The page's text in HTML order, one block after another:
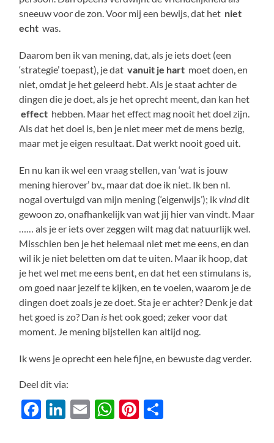
sneeuw voor de zon. Voor mij een bewijs, dat het niet
echt was.
Daarom ben ik van mening, dat, als je iets doet (een
‘strategie’ toepast), je datvanuit je hart moet doen, en
niet, omdat je het geleerd hebt. Als je staat achter de
dingen die je doet, als je het oprecht meent, dan kan het
effect hebben. Maar het effect mag nooit het doel zijn.
Als dat het doel is, ben je niet meer met de mens bezig,
maar met je eigen resultaat. Dat werkt nooit goed uit.
En nu kan ik wel een vraag stellen, van ‘wat is jouw
mening hierover’ bv., maar dat doe ik niet. Ik ben nl.
nogal overtuigd van mijn mening (‘eigenwijs’); ikvinddit
gewoon zo, onafhankelijk van wat jij hier van vindt. Maar
…… als je er iets over zeggen wilt mag dat natuurlijk wel.
Misschien ben je het helemaal niet met me eens, en dan
wil ik je niet beletten om dat te uiten. Maar ik hoop, dat
je het wel met me eens bent, en dat het een stimulans is,
om goed naar jezelf te kijken, en te voelen, waarom je de
dingen doet zoals je ze doet. Sta je er achter? Denk je dat
het goed is zo? Dan is het ook goed; zeker voor dat
moment. Je mening bijstellen kan altijd nog.
Ik wens je oprecht een hele fijne, en bewuste dag verder.
Deel dit via:
Facebook
LinkedIn
EmailWhatsApp
Pinterest